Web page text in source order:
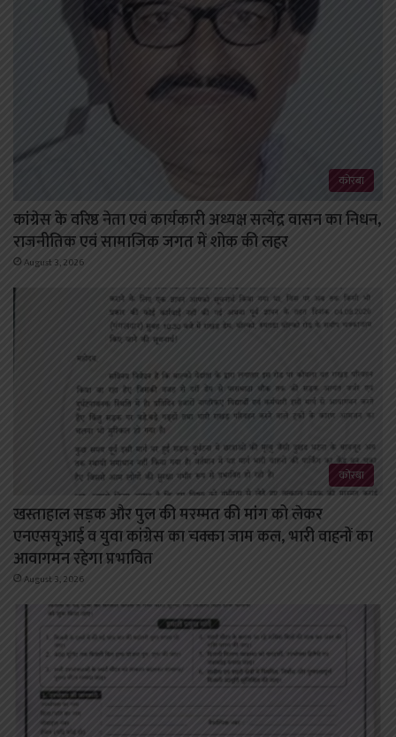
कोरबा
कांग्रेस के वरिष्ठ नेता एवं कार्यकारी अध्यक्ष सत्येंद्र वासन का निधन,
राजनीतिक एवं सामाजिक जगत में शोक की लहर
August 3, 2026
कोरबा
खस्ताहाल सड़क और पुल की मरम्मत की मांग को लेकर
एनएसयूआई व युवा कांग्रेस का चक्का जाम कल, भारी वाहनों का
आवागमन रहेगा प्रभावित
August 3, 2026